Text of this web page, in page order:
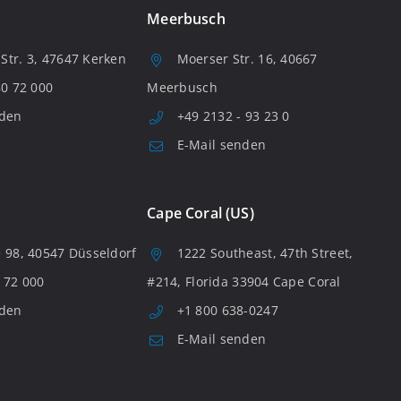
3, 47647 Kerken
72 000
Meerbusch
Moerser Str. 16, 40667
Meerbusch
+49 2132 - 93 23 0
E-Mail senden
98, 40547 Düsseldorf
000
Cape Coral (US)
1222 Southeast, 47th Street,
#214, Florida 33904 Cape Coral
+1 800 638-0247
E-Mail senden